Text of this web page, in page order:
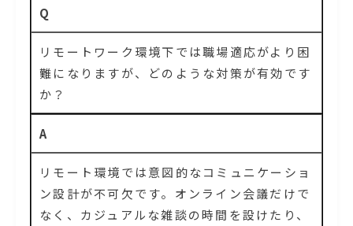
Q
リモートワーク環境下では職場適応がより困
難になりますが、どのような対策が有効です
か？
A
リモート環境では意図的なコミュニケーショ
ン設計が不可欠です。オンライン会議だけで
なく、カジュアルな雑談の時間を設けたり、